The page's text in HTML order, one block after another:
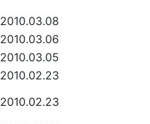
2010.03.08
2010.03.06
2010.03.05
2010.02.23
2010.02.23